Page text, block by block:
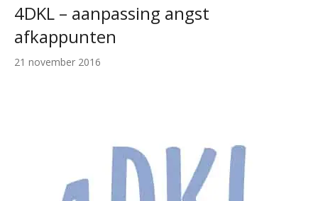
4DKL – aanpassing angst
afkappunten
21 november 2016